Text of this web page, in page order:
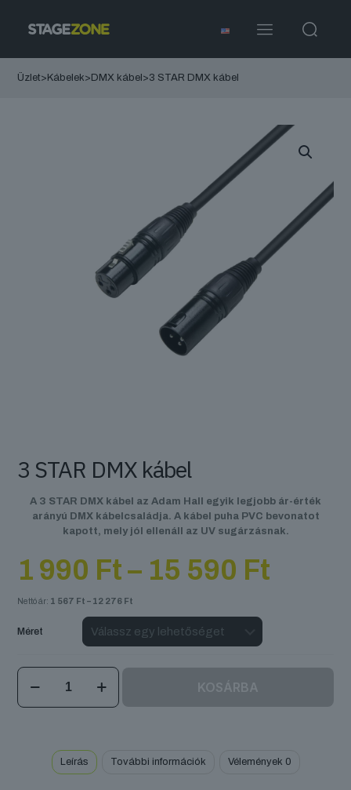
Üzlet> Kábelek> DMX kábel >3 STAR DMX kábel
3 STAR DMX kábel
A 3 STAR DMX kábel az Adam Hall egyik legjobb ár-érték
arányú DMX kábelcsaládja. A kábel puha PVC bevonatot
kapott, mely jól ellenáll az UV sugárzásnak.
1 990 Ft – 15 590 Ft
Nettó ár: 1 567 Ft – 12 276 Ft
Méret
3
STAR
DMX
KOSÁRBA
Leírás További információk Vélemények 0